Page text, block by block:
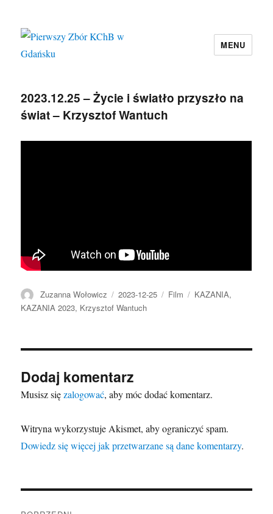
MENU
2023.12.25 – Życie i światło przyszło na
świat – Krzysztof Wantuch
Autor
Zuzanna Wołowicz
Data
publikacji
2023-12-25 Format
Film Kategorie
KAZANIA,
KAZANIA 2023, Krzysztof Wantuch
Dodaj komentarz
Musisz sięzalogować, aby móc dodać komentarz.
Witryna wykorzystuje Akismet, aby ograniczyć spam.
Dowiedz się więcej jak przetwarzane są dane komentarzy.